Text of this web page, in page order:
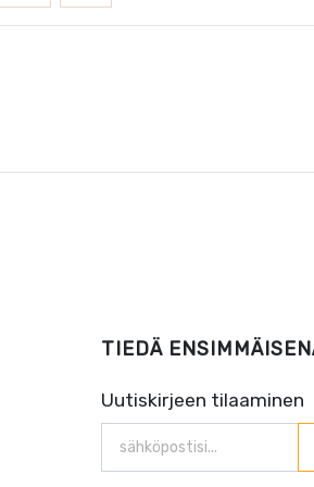
TIEDÄ
Uutiskirjeen tilaaminen